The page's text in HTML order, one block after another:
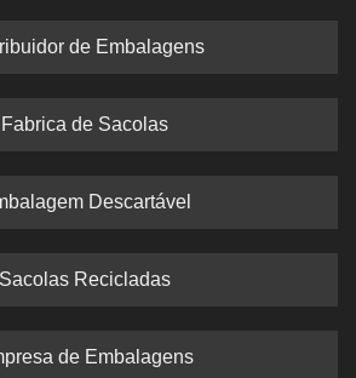
de Embalagens
Fabrica de Sacolas
Descartável
Sacolas Recicladas
de Embalagens